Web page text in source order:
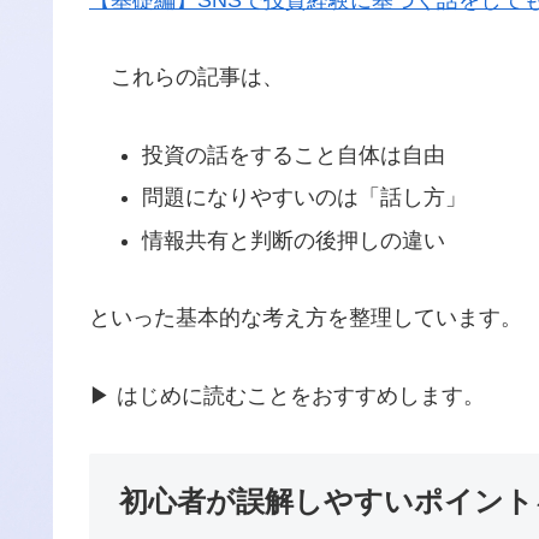
これらの記事は、
投資の話をすること自体は自由
問題になりやすいのは「話し方」
情報共有と判断の後押しの違い
といった基本的な考え方を整理しています。
▶ はじめに読むことをおすすめします。
初心者が誤解しやすいポイン